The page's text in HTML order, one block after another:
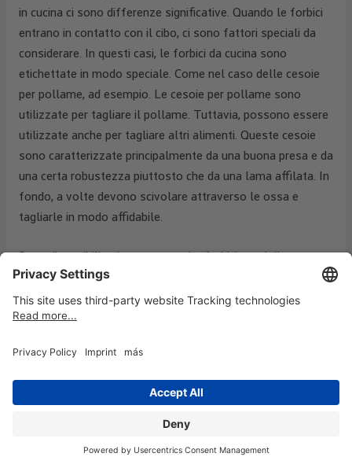
in cucina ci sono differenze significative. Quando le forbici
entrano in contatto con il cibo, ci sono fattori speciali da
considerare. In questi casi, le forbici da cucina sono
etichettate in modo speciale. Come nel caso delle cesoie
per pollame, ad esempio. Le cesoie per pollame sono
utilizzate per tagliare il pollame. Tuttavia, possono essere
utilizzate anche per tagliare altri alimenti. Queste cesoie
sono caratterizzate principalmente da una buona presa e da
una certa robustezza piuttosto che da una lama affilata. In
fondo, a volte devono scivolare attraverso le ossa e
tagliarle in modo affidabile.
Sono disponibili sul mercato anche forbici speciali per
mancini e, in questo contesto, vale la pena menzionare
anche le forbici per bambini. Le forbici per bambini sono più
piccole e progettate appositamente per soddisfare le
altrettanto affilate. Le forbici per mancini si differenziano
dalle forbici per destrorsi per il fatto che chi taglia con la
mano sinistra beneficia di un maggiore comfort.
regali promozionali - pubblicità